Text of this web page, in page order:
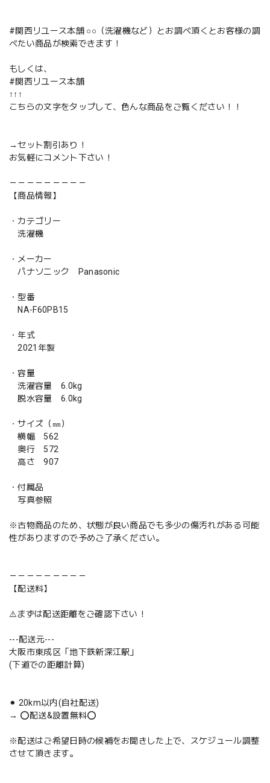
#関西リユース本舗 ○○（洗濯機など）とお調べ頂くとお客様の調
べたい商品が検索できます！
もしくは、
#関西リユース本舗
↑↑↑
こちらの文字をタップして、色んな商品をご覧ください！！
→セット割引あり！
お気軽にコメント下さい！
－－－－－－－－－
【商品情報】
・カテゴリー
洗濯機
・メーカー
パナソニック Panasonic
・型番
NA-F60PB15
・年式
2021年製
・容量
洗濯容量 6.0kg
脱水容量 6.0kg
・サイズ（㎜）
横幅 562
奥行 572
高さ 907
・付属品
写真参照
※古物商品のため、状態が良い商品でも多少の傷汚れがある可能
性がありますので予めご了承ください。
－－－－－－－－－
【配送料】
⚠️まずは配送距離をご確認下さい！
---配送元---
大阪市東成区「地下鉄新深江駅」
(下道での距離計算)
⚫︎ 20km以内(自社配送)
→ ⭕️配送&設置無料⭕️
※配送はご希望日時の候補をお聞きした上で、スケジュール調整
させて頂きます。